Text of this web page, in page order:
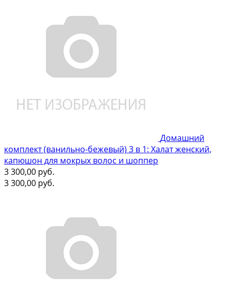
Домашний
комплект (ванильно-бежевый) 3 в 1: Халат женский,
капюшон для мокрых волос и шоппер
3 300,00 руб.
3 300,00 руб.